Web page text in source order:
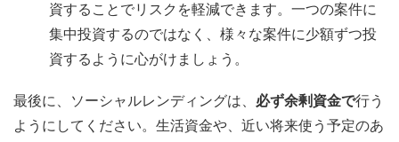
資することでリスクを軽減できます。一つの案件に
集中投資するのではなく、様々な案件に少額ずつ投
資するように心がけましょう。
最後に、ソーシャルレンディングは、 必ず余剰資金で行う
ようにしてください。生活資金や、近い将来使う予定のあ